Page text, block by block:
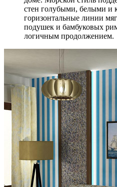
стен голубыми, белыми и
горизонтальные линии
подушек и бамбуковых
логичным продолжением.